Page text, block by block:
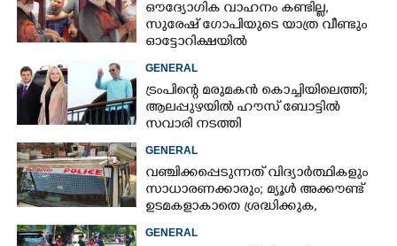
ഔദ്യോഗിക വാഹനം കണ്ടില്ല,
സുരേഷ് ഗോപിയുടെ യാത്ര വീണ്ടും
ഓട്ടോറിക്ഷയിൽ
GENERAL
ട്രംപിന്റെ മരുമകൻ കൊച്ചിയിലെത്തി;
ആലപ്പുഴയിൽ ഹൗസ് ബോട്ടിൽ
സവാരി നടത്തി
GENERAL
വഞ്ചിക്കപ്പെടുന്നത് വിദ്യാർത്ഥികളും
സാധാരണക്കാരും; മ്യൂൾ അക്കൗണ്ട്
ഉടമകളാകാതെ ശ്രദ്ധിക്കുക,
GENERAL